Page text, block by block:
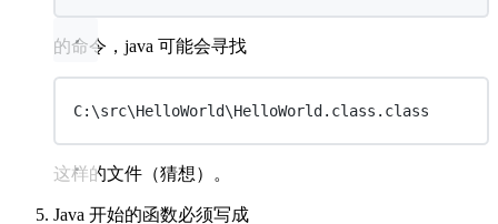
的命令，java 可能会寻找
C:\src\HelloWorld\HelloWorld.class.class
这样的文件（猜想）。
Java 开始的函数必须写成